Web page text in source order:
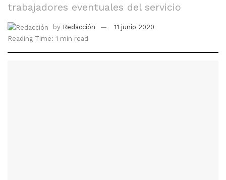
trabajadores eventuales del servicio
by Redacción
11 junio 2020
Reading Time: 1 min read